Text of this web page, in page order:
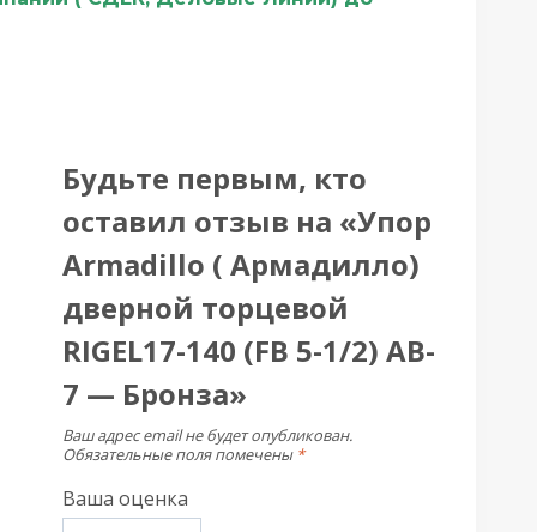
Будьте первым, кто
оставил отзыв на «Упор
Armadillo ( Армадилло)
дверной торцевой
RIGEL17-140 (FB 5-1/2) AB-
7 — Бронза»
Ваш адрес email не будет опубликован.
Обязательные поля помечены *
Ваша оценка